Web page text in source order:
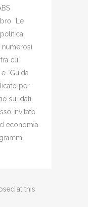
“Le
numerosi
cui
“Guida
per
sui dati
invitato
economia
at this